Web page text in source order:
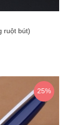
ruột bút)
25%